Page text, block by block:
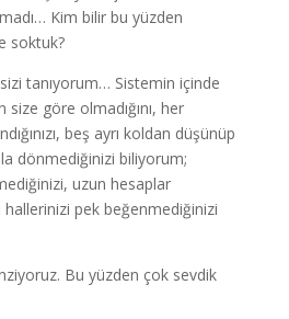
Kim bilir bu yüzden
soktuk?
tanıyorum… Sistemin içinde
göre olmadığını, her
beş ayrı koldan düşünüp
dönmediğinizi biliyorum;
uzun hesaplar
hallerinizi pek beğenmediğinizi
Bu yüzden çok sevdik